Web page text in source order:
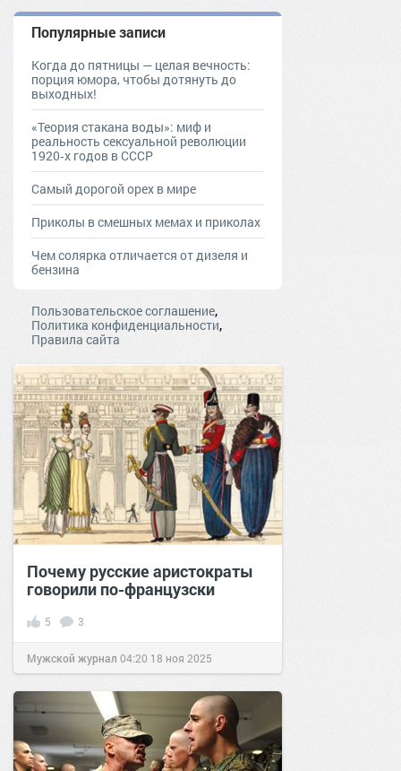
Популярные записи
Когда до пятницы — целая вечность:
порция юмора, чтобы дотянуть до
выходных!
«Теория стакана воды»: миф и
реальность сексуальной революции
1920‑х годов в СССР
Самый дорогой орех в мире
Приколы в смешных мемах и приколах
Чем солярка отличается от дизеля и
бензина
Пользовательское соглашение,
Политика конфиденциальности,
Правила сайта
Почему русские аристократы
говорили по-французски
5 3
Мужской журнал 04:20 18 ноя 2025